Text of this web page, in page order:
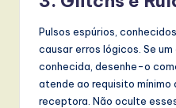
Pulsos espúrios,
causar erros lógicos. Se
conhecida, desenhe-o
atende ao requisito mínimo
receptora. Não oculte